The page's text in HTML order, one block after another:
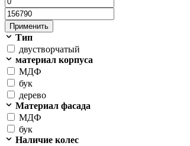
Применить
Тип
двустворчатый
материал корпуса
МДФ
бук
дерево
Материал фасада
МДФ
бук
Наличие колес